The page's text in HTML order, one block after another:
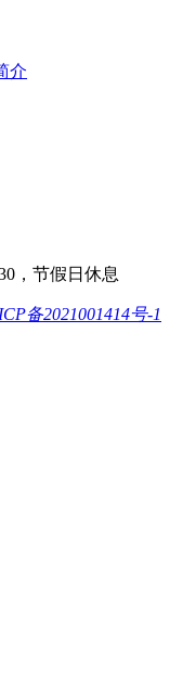
介
，节假日休息
备2021001414号-1